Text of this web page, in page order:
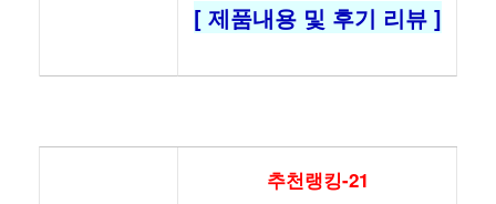
[ 제품내용 및 후기 리뷰 ]
추천랭킹-21